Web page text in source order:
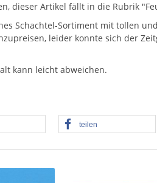
dieser Artikel fällt in die Rubrik
Schachtel-Sortiment mit tollen
leider konnte sich der
kann leicht abweichen.
teilen